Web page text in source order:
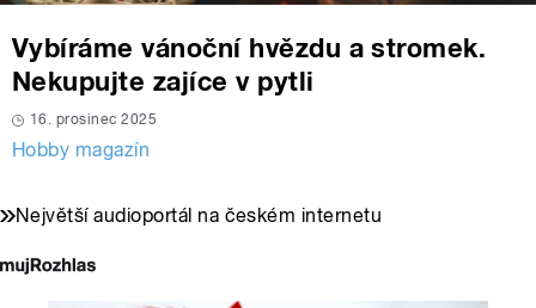
Vybíráme vánoční hvězdu a stromek.
Nekupujte zajíce v pytli
16. prosinec 2025
Hobby magazín
Největší audioportál na českém internetu